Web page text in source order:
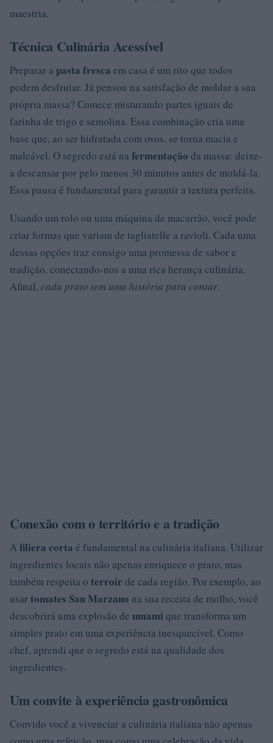
maestria.
Técnica Culinária Acessível
Preparar a pasta fresca em casa é um rito que todos
podem desfrutar. Já pensou na satisfação de moldar a sua
própria massa? Comece misturando partes iguais de
farinha de trigo e semolina. Essa combinação cria uma
base que, ao ser hidratada com ovos, se torna macia e
maleável. O segredo está na fermentação da massa: deixe-
a descansar por pelo menos 30 minutos antes de moldá-la.
Essa pausa é fundamental para garantir a textura perfeita.
Usando um rolo ou uma máquina de macarrão, você pode
criar formas que variam de tagliatelle a ravioli. Cada uma
dessas opções traz consigo uma promessa de sabor e
tradição, conectando-nos a uma rica herança culinária.
Afinal, cada prato tem uma história para contar.
Conexão com o território e a tradição
Afiliera corta é fundamental na culinária italiana. Utilizar
ingredientes locais não apenas enriquece o prato, mas
também respeita o terroir de cada região. Por exemplo, ao
usartomates San Marzano na sua receita de molho, você
descobrirá uma explosão de umami que transforma um
simples prato em uma experiência inesquecível. Como
chef, aprendi que o segredo está na qualidade dos
ingredientes.
Um convite à experiência gastronômica
Convido você a vivenciar a culinária italiana não apenas